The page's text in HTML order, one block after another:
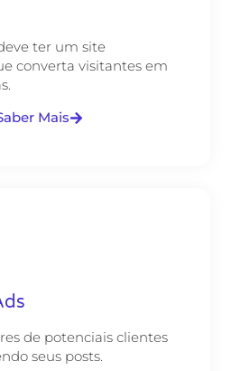
ter um site
converta visitantes em
Mais
de potenciais clientes
seus posts.